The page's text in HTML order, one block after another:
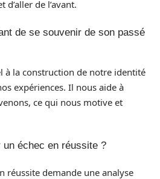
de l’avant.
de se souvenir de son passé
à la construction de notre identité
expériences. Il nous aide à
ce qui nous motive et
échec en réussite ?
réussite demande une analyse